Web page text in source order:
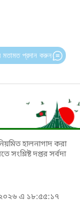
মতামত প্রদান করুন
হালনাগাদ করা
সংশ্লিষ্ট দপ্তর সর্বদা
২০২৬ এ ১৮:৫৫:১৭